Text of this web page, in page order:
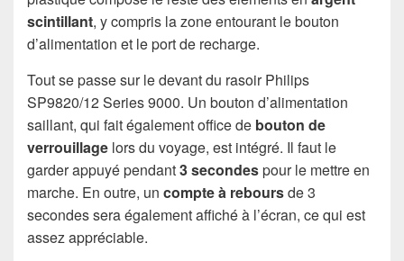
scintillant, y compris la zone entourant le bouton
d’alimentation et le port de recharge.
Tout se passe sur le devant du rasoir Philips
SP9820/12 Series 9000. Un bouton d’alimentation
saillant, qui fait également office de bouton de
verrouillage lors du voyage, est intégré. Il faut le
garder appuyé pendant3 secondespour le mettre en
marche. En outre, un compte à reboursde 3
secondes sera également affiché à l’écran, ce qui est
assez appréciable.